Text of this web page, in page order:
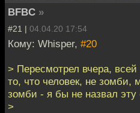
BFBC »
#21 | 04.04.20 17:54
Кому: Whisper, #20
> Пересмотрел вчера,
то, что человек, не зомби,
зомби - я бы не назвал эту
>